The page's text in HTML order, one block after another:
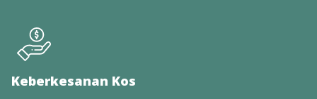
Keberkesanan Kos